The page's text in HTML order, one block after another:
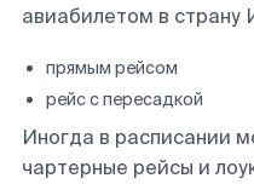
авиабилетом в страну
прямым рейсом
рейс с пересадкой
Иногда в расписании
чартерные рейсы и